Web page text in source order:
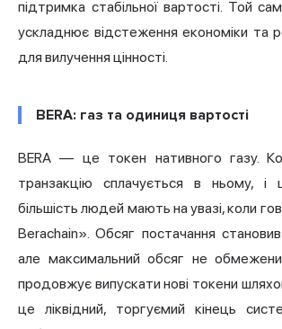
підтримка стабільної вартості. Той
ускладнює відстеження економіки та
для вилучення цінності.
BERA: газ та одиниця вартості
BERA — це токен нативного газу.
транзакцію сплачується в ньому, і
більшість людей мають на увазі, коли
Berachain». Обсяг постачання
але максимальний обсяг не
продовжує випускати нові токени
це ліквідний, торгуємий кінець